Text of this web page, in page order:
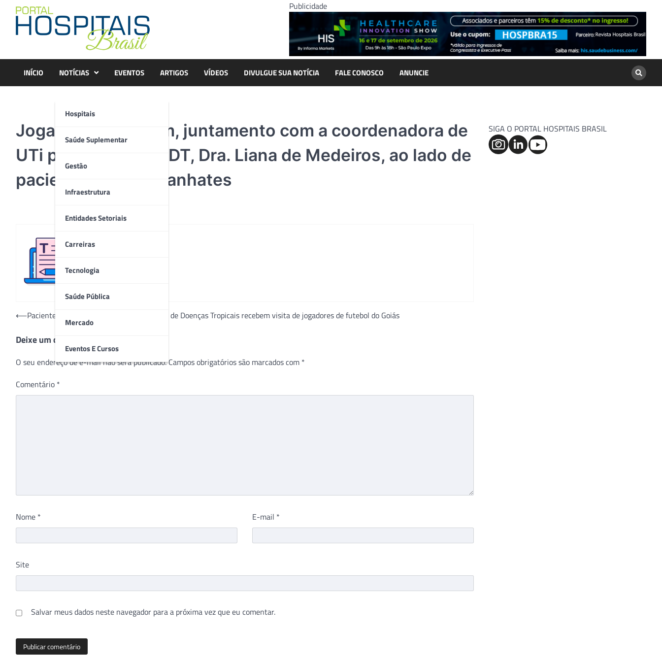
content
Publicidade
INÍCIO NOTÍCIAS
Hospitais
Saúde Suplementar
Gestão
Infraestrutura
Entidades Setoriais
Carreiras
Tecnologia
Saúde Pública
Mercado
Eventos E Cursos
EVENTOS ARTIGOS VÍDEOS DIVULGUE SUA NOTÍCIA FALE CONOSCO ANUNCIE
Jogadores posaram, juntamento com a coordenadora de
UTi pediátrica do HDT, Dra. Liana de Medeiros, ao lado de
pacientes e acompanhates
Navegação
Post
⟵Pacientes internados no Hospital Estadual de Doenças Tropicais recebem visita de jogadores de futebol do Goiás
Deixe um comentário
O seu endereço de e-mail não será publicado.Campos obrigatórios são marcados com *
Comentário *
Nome * E-mail *
Site
Salvar meus dados neste navegador para a próxima vez que eu comentar.
SIGA O PORTAL HOSPITAIS BRASIL